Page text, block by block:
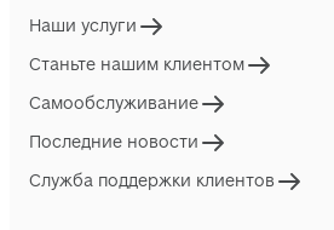
Наши услуги
Станьте нашим клиентом
Самообслуживание
Последние новости
Служба поддержки клиентов